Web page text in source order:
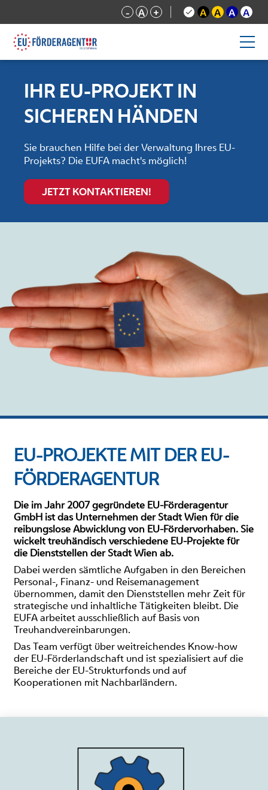
- A + A A A A
IHR EU-PROJEKT IN
SICHEREN HÄNDEN
Sie brauchen Hilfe bei der Verwaltung Ihres EU-
Projekts? Die EUFA macht's möglich!
JETZT KONTAKTIEREN!
EU-PROJEKTE MIT DER EU-
FÖRDERAGENTUR
Die im Jahr 2007 gegründete EU-Förderagentur
GmbH ist das Unternehmen der Stadt Wien für die
reibungslose Abwicklung von EU-Fördervorhaben. Sie
wickelt treuhändisch verschiedene EU-Projekte für
die Dienststellen der Stadt Wien ab.
Dabei werden sämtliche Aufgaben in den Bereichen
Personal-, Finanz- und Reisemanagement
übernommen, damit den Dienststellen mehr Zeit für
strategische und inhaltliche Tätigkeiten bleibt. Die
EUFA arbeitet ausschließlich auf Basis von
Treuhandvereinbarungen.
Das Team verfügt über weitreichendes Know-how
der EU-Förderlandschaft und ist spezialisiert auf die
Bereiche der EU-Strukturfonds und auf
Kooperationen mit Nachbarländern.